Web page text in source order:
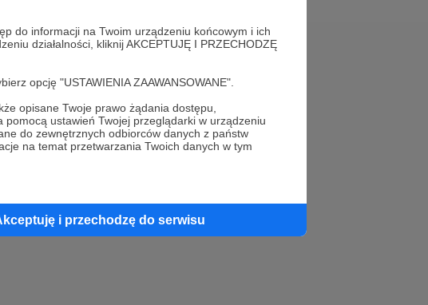
do informacji na Twoim urządzeniu końcowym i ich
działalności, kliknij AKCEPTUJĘ I PRZECHODZĘ
opcję "USTAWIENIA ZAAWANSOWANE".
opisane Twoje prawo żądania dostępu,
ustawień Twojej przeglądarki w urządzeniu
do zewnętrznych odbiorców danych z państw
na temat przetwarzania Twoich danych w tym
i przechodzę do serwisu
FAQ
Kontakt z zespołem Patronite